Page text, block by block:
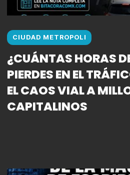
CIUDAD METROPOLI
¿CUÁNTAS HORAS
PIERDES EN EL
EL CAOS VIAL A
CAPITALINOS